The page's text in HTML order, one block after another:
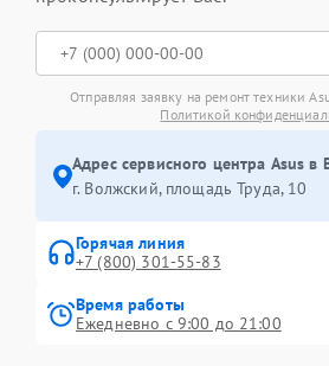
Отправляя заявку на ремонт техники
Политикой
Адрес сервисного центра Asus в
г. Волжский, площадь Труда, 10
Горячая линия
+7 (800) 301-55-83
Время работы
Ежедневно с 9:00 до 21:00